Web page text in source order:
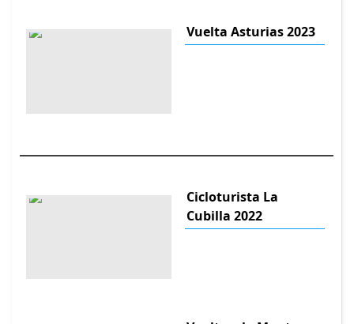
Vuelta Asturias 2023
Cicloturista La
Cubilla 2022